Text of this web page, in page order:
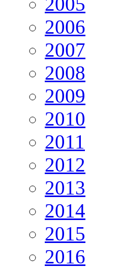
2006
2007
2008
2009
2010
2011
2012
2013
2014
2015
2016